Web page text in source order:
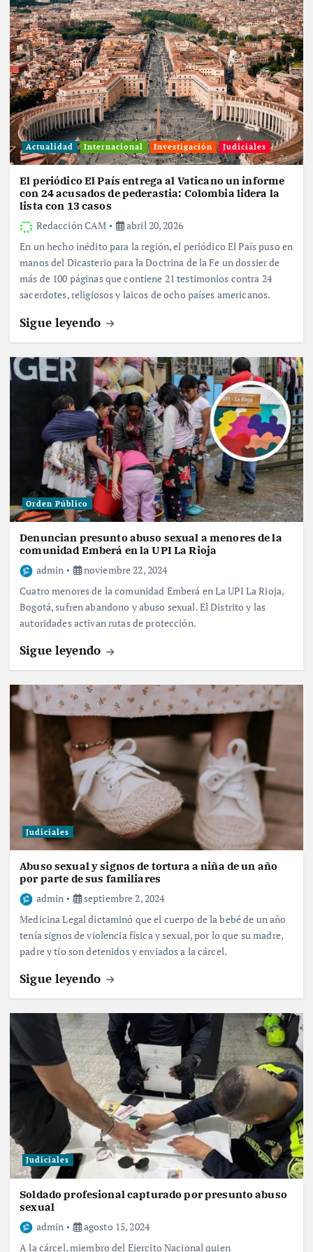
Actualidad Internacional Investigación Judiciales
El periódico El País entrega al Vaticano un informe
con 24 acusados de pederastia: Colombia lidera la
lista con 13 casos
Redacción CAM
abril 20, 2026
En un hecho inédito para la región, el periódico El País puso en
manos del Dicasterio para la Doctrina de la Fe un dossier de
más de 100 páginas que contiene 21 testimonios contra 24
sacerdotes, religiosos y laicos de ocho países americanos.
Sigue leyendo
Orden Público
Denuncian presunto abuso sexual a menores de la
comunidad Emberá en la UPI La Rioja
admin
noviembre 22, 2024
Cuatro menores de la comunidad Emberá en La UPI La Rioja,
Bogotá, sufren abandono y abuso sexual. El Distrito y las
autoridades activan rutas de protección.
Sigue leyendo
Judiciales
Abuso sexual y signos de tortura a niña de un año
por parte de sus familiares
admin
septiembre 2, 2024
Medicina Legal dictaminó que el cuerpo de la bebé de un año
tenía signos de violencia física y sexual, por lo que su madre,
padre y tío son detenidos y enviados a la cárcel.
Sigue leyendo
Judiciales
Soldado profesional capturado por presunto abuso
sexual
admin
agosto 15, 2024
A la cárcel, miembro del Ejercito Nacional quien